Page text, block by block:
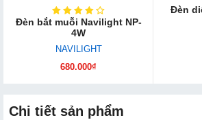
Đèn bắt muỗi Navilight NP-
4W
NAVILIGHT
680.000₫
Đèn
Chi tiết sản phẩm